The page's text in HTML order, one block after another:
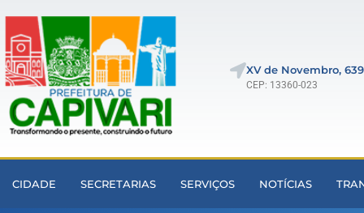
XV de Novembro, 639
CEP: 13360-023
CIDADE SECRETARIAS SERVIÇOS NOTÍCIAS